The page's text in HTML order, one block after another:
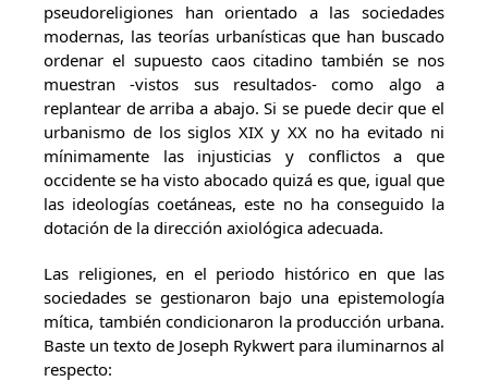
pseudoreligiones han orientado a las sociedades
modernas, las teorías urbanísticas que han buscado
ordenar el supuesto caos citadino también se nos
muestran -vistos sus resultados- como algo a
replantear de arriba a abajo. Si se puede decir que el
urbanismo de los siglos XIX y XX no ha evitado ni
mínimamente las injusticias y conflictos a que
occidente se ha visto abocado quizá es que, igual que
las ideologías coetáneas, este no ha conseguido la
dotación de la dirección axiológica adecuada.
Las religiones, en el periodo histórico en que las
sociedades se gestionaron bajo una epistemología
mítica, también condicionaron la producción urbana.
Baste un texto de Joseph Rykwert para iluminarnos al
respecto: